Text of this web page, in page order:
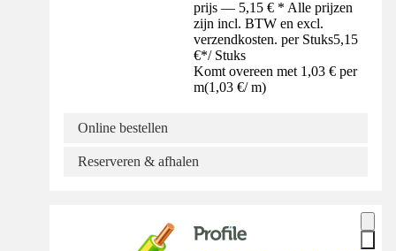
prijs — 5,15 € * Alle prijzen
zijn incl. BTW en excl.
verzendkosten. per Stuks5,15
€*/ Stuks
Komt overeen met 1,03 € per
m(1,03 €/ m)
Online bestellen
Reserveren & afhalen